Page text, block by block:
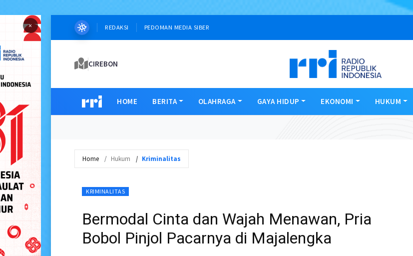
× REDAKSI PEDOMAN MEDIA SIBER
CIREBON
HOME BERITA OLAHRAGA GAYA HIDUP EKONOMI HUKUM
Home Hukum Kriminalitas
KRIMINALITAS
Bermodal Cinta dan Wajah Menawan, Pria
Bobol Pinjol Pacarnya di Majalengka